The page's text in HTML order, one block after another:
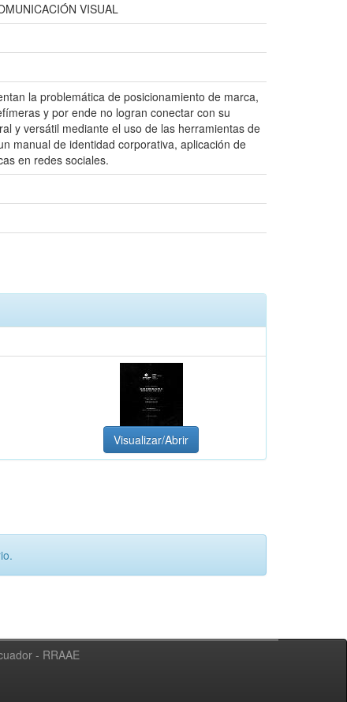
VISUAL
la problemática de posicionamiento de marca,
y por ende no logran conectar con su
y versátil mediante el uso de las herramientas de
manual de identidad corporativa, aplicación de
en redes sociales.
Visualizar/Abrir
- RRAAE